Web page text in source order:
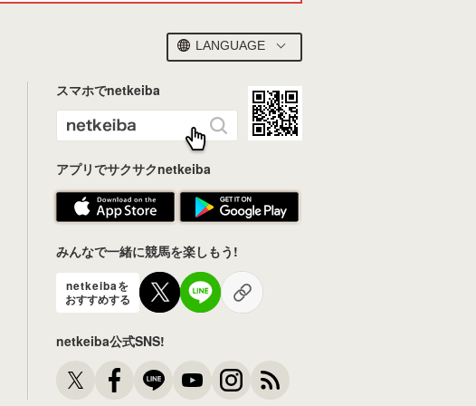
LANGUAGE
スマホでnetkeiba
アプリでサクサクnetkeiba
みんなで一緒に競馬を楽しもう!
netkeibaを
おすすめする
netkeiba公式SNS!